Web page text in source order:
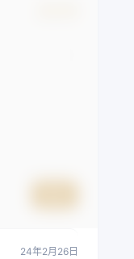
24年2月26日